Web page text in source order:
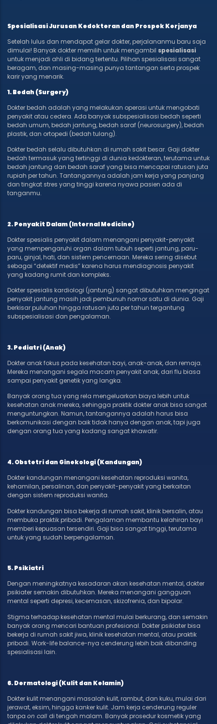
Spesialisasi Jurusan Kedokteran dan Prospek Kerjanya
Setelah lulus dan mendapat gelar dokter, perjalananmu baru saja
dimulai! Banyak dokter memilih untuk mengambil spesialisasi
untuk menjadi ahli di bidang tertentu. Pilihan spesialisasi sangat
beragam, dan masing-masing punya tantangan serta prospek
karir yang menarik.
1. Bedah (Surgery)
Dokter bedah adalah yang melakukan operasi untuk mengobati
penyakit atau cedera. Ada banyak subspesialisasi bedah seperti
bedah umum, bedah jantung, bedah saraf (neurosurgery), bedah
plastik, dan ortopedi (bedah tulang).
Dokter bedah selalu dibutuhkan di rumah sakit besar. Gaji dokter
bedah termasuk yang tertinggi di dunia kedokteran, terutama untuk
bedah jantung dan bedah saraf yang bisa mencapai ratusan juta
rupiah per tahun. Tantangannya adalah jam kerja yang panjang
dan tingkat stres yang tinggi karena nyawa pasien ada di
tanganmu.
2. Penyakit Dalam (Internal Medicine)
Dokter spesialis penyakit dalam menangani penyakit-penyakit
yang mempengaruhi organ dalam tubuh seperti jantung, paru-
paru, ginjal, hati, dan sistem pencernaan. Mereka sering disebut
sebagai “detektif medis” karena harus mendiagnosis penyakit
yang kadang rumit dan kompleks.
Dokter spesialis kardiologi (jantung) sangat dibutuhkan mengingat
penyakit jantung masih jadi pembunuh nomor satu di dunia. Gaji
berkisar puluhan hingga ratusan juta per tahun tergantung
subspesialisasi dan pengalaman.
3. Pediatri (Anak)
Dokter anak fokus pada kesehatan bayi, anak-anak, dan remaja.
Mereka menangani segala macam penyakit anak, dari flu biasa
sampai penyakit genetik yang langka.
Banyak orang tua yang rela mengeluarkan biaya lebih untuk
kesehatan anak mereka, sehingga praktik dokter anak bisa sangat
menguntungkan. Namun, tantangannya adalah harus bisa
berkomunikasi dengan baik tidak hanya dengan anak, tapi juga
dengan orang tua yang kadang sangat khawatir.
4. Obstetri dan Ginekologi (Kandungan)
Dokter kandungan menangani kesehatan reproduksi wanita,
kehamilan, persalinan, dan penyakit-penyakit yang berkaitan
dengan sistem reproduksi wanita.
Dokter kandungan bisa bekerja di rumah sakit, klinik bersalin, atau
membuka praktik pribadi. Pengalaman membantu kelahiran bayi
memberi kepuasan tersendiri. Gaji bisa sangat tinggi, terutama
untuk yang sudah berpengalaman.
5. Psikiatri
Dengan meningkatnya kesadaran akan kesehatan mental, dokter
psikiater semakin dibutuhkan. Mereka menangani gangguan
mental seperti depresi, kecemasan, skizofrenia, dan bipolar.
Stigma terhadap kesehatan mental mulai berkurang, dan semakin
banyak orang mencari bantuan profesional. Dokter psikiater bisa
bekerja di rumah sakit jiwa, klinik kesehatan mental, atau praktik
pribadi. Work-life balance-nya cenderung lebih baik dibanding
spesialisasi lain.
6. Dermatologi (Kulit dan Kelamin)
Dokter kulit menangani masalah kulit, rambut, dan kuku, mulai dari
jerawat, eksim, hingga kanker kulit. Jam kerja cenderung reguler
tanpa on call di tengah malam. Banyak prosedur kosmetik yang